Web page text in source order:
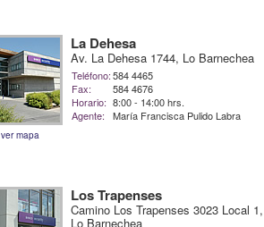
ver mapa
La Dehesa
Av. La Dehesa 1744, Lo Barnechea
Teléfono:584 4465
Fax:
584 4676
Horario: 8:00 - 14:00 hrs.
Agente:
María Francisca Pulido Labra
Los Trapenses
Camino Los Trapenses 3023 Local 1,
Lo Barnechea